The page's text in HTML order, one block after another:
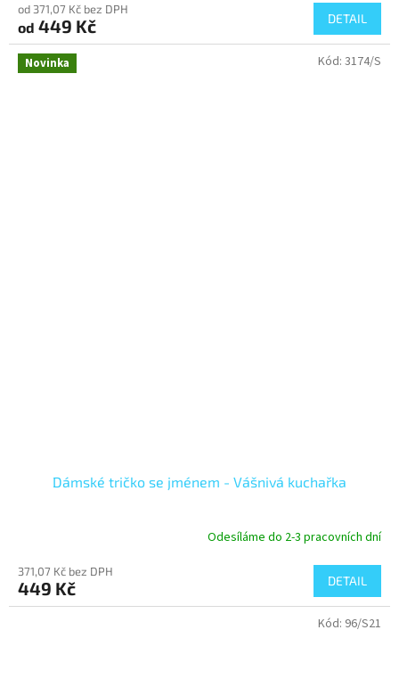
od 371,07 Kč bez DPH
od 449 Kč DETAIL
Novinka
Dámské tričko se jménem - Vášnivá kuchařka
Odesíláme do 2-3 pracovních dní
371,07 Kč bez DPH
449 Kč DETAIL
Kód: 3174/S
Kód: 96/S21